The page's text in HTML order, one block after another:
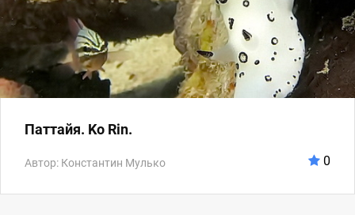
Паттайя. Ko Rin.
Автор: Константин Мулько 0